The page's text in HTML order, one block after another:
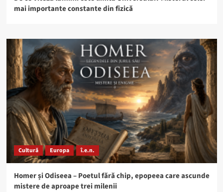
mai importante constante din fizică
Cultură Europa î.e.n.
Homer și Odiseea – Poetul fără chip, epopeea care ascunde
mistere de aproape trei milenii